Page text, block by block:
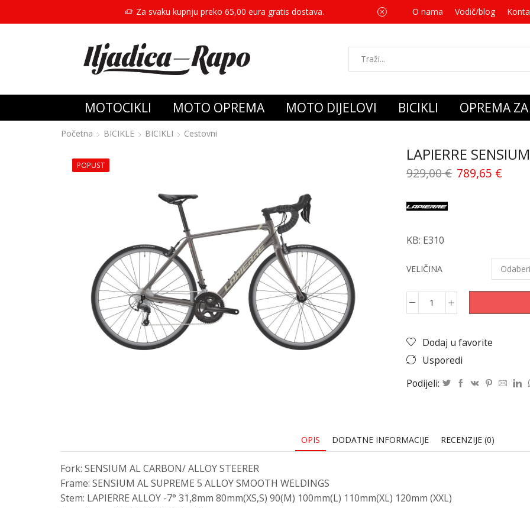
Za svaku kupnju preko 65,00 eura gratis dostava. Za svaku
O nama Vodič/blog
MOTOCIKLI MOTO OPREMA MOTO DIJELOVI BICIKLI OPREMA
Početna BICIKLE BICIKLI Cestovni
POPUST
LAPIERRE
929,00€ 789,65 €
KB: E310
VELIČINA
Dodaj u favorite
Usporedi
Podijeli:
OPIS DODATNE INFORMACIJE RECENZIJE (0)
Fork: SENSIUM AL CARBON/ ALLOY STEERER
Frame: SENSIUM AL SUPREME 5 ALLOY SMOOTH WELDINGS
Stem: LAPIERRE ALLOY -7° 31,8mm 80mm(XS,S) 90(M) 100mm(L) 110mm(XL) 120mm (XXL)